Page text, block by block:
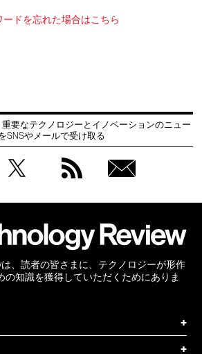
ードを忘れた場合はこちら
重要なテクノロジーとイノベーションのニュー
SNSやメールで受け取る
は、読者の皆さまに、テクノロジーが形作
の知識を獲得していただくためにありま
+
+